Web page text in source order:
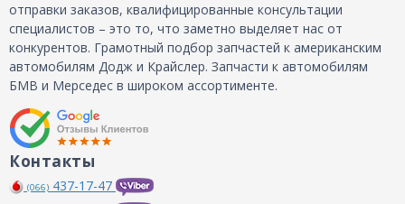
отправки заказов, квалифицированные консультации
специалистов – это то, что заметно выделяет нас от
конкурентов. Грамотный подбор запчастей к американским
автомобилям Додж и Крайслер. Запчасти к автомобилям
БМВ и Мерседес в широком ассортименте.
Контакты
(066) 437-17-47